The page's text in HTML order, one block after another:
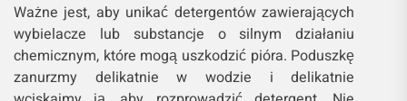
Ważne jest, aby unikać detergentów zawierających
wybielacze lub substancje o silnym działaniu
chemicznym, które mogą uszkodzić pióra. Poduszkę
zanurzmy delikatnie w wodzie i delikatnie